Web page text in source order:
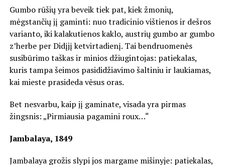
Gumbo rūšių yra beveik tiek pat, kiek žmonių,
mėgstančių jį gaminti: nuo tradicinio vištienos ir dešros
varianto, iki kalakutienos kaklo, austrių gumbo ar gumbo
z’herbe per Didįjį ketvirtadienį. Tai bendruomenės
susibūrimo taškas ir minios džiugintojas: patiekalas,
kuris tampa šeimos pasididžiavimo šaltiniu ir laukiamas,
kai mieste prasideda vėsus oras.
Bet nesvarbu, kaip jį gaminate, visada yra pirmas
žingsnis: „Pirmiausia pagamini roux…“
Jambalaya, 1849
Jambalaya grožis slypi jos margame mišinyje: patiekalas,